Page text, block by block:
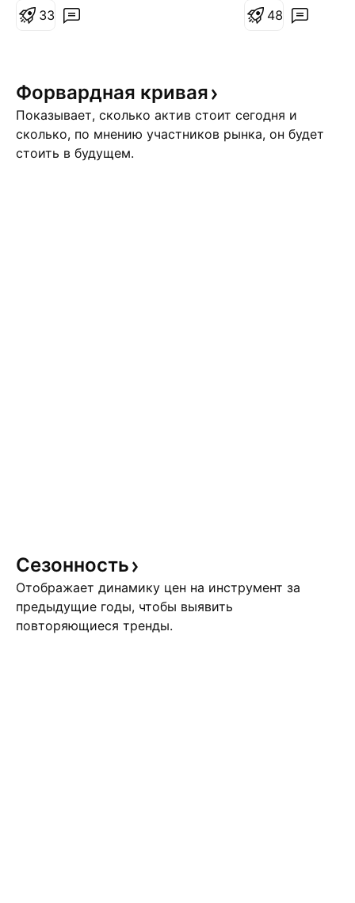
границы канала. Цели: 92250;
33
шорта смотрим
48
Форвардная кривая
Показывает, сколько актив стоит сегодня и
сколько, по мнению участников рынка, он будет
стоить в будущем.
Сезонность
Отображает динамику цен на инструмент за
предыдущие годы, чтобы выявить
повторяющиеся тренды.